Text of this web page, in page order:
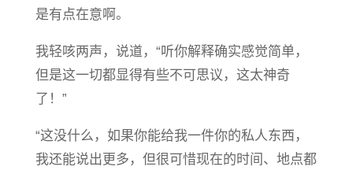
是有点在意啊。
我轻咳两声，说道，“听你解释确实感觉简单，
但是这一切都显得有些不可思议，这太神奇
了！”
“这没什么，如果你能给我一件你的私人东西，
我还能说出更多，但很可惜现在的时间、地点都